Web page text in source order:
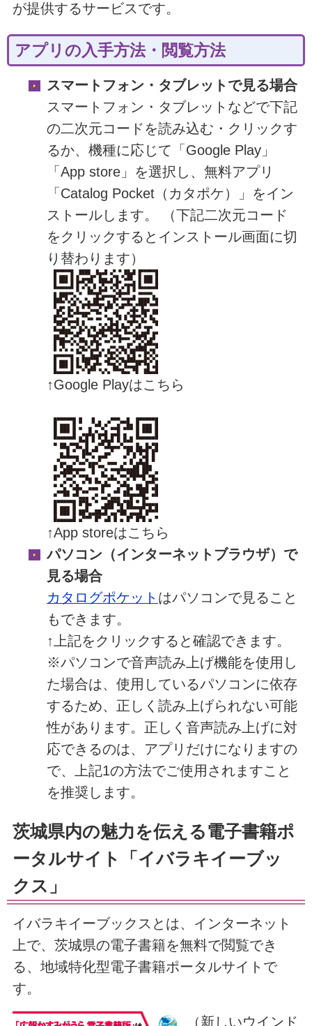
が提供するサービスです。
アプリの入手方法・閲覧方法
スマートフォン・タブレットで見る場合
スマートフォン・タブレットなどで下記
の二次元コードを読み込む・クリックす
るか、機種に応じて「Google Play」
「App store」を選択し、無料アプリ
「Catalog Pocket（カタポケ）」をイン
ストールします。 （下記二次元コード
をクリックするとインストール画面に切
り替わります）
↑Google Playはこちら
↑App storeはこちら
パソコン（インターネットブラウザ）で
見る場合
カタログポケット はパソコンで見ること
もできます。
↑上記をクリックすると確認できます。
※パソコンで音声読み上げ機能を使用し
た場合は、使用しているパソコンに依存
するため、正しく読み上げられない可能
性があります。正しく音声読み上げに対
応できるのは、アプリだけになりますの
で、上記1の方法でご使用されますこと
を推奨します。
茨城県内の魅力を伝える電子書籍ポ
ータルサイト「イバラキイーブッ
クス」
イバラキイーブックスとは、インターネット
上で、茨城県の電子書籍を無料で閲覧でき
る、地域特化型電子書籍ポータルサイトで
す。
（新しいウインド